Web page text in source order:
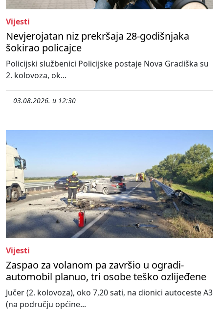
Vijesti
Nevjerojatan niz prekršaja 28-godišnjaka
šokirao policajce
Policijski službenici Policijske postaje Nova Gradiška su
2. kolovoza, ok...
03.08.2026. u 12:30
Vijesti
Zaspao za volanom pa završio u ogradi-
automobil planuo, tri osobe teško ozlijeđene
Jučer (2. kolovoza), oko 7,20 sati, na dionici autoceste A3
(na području općine...